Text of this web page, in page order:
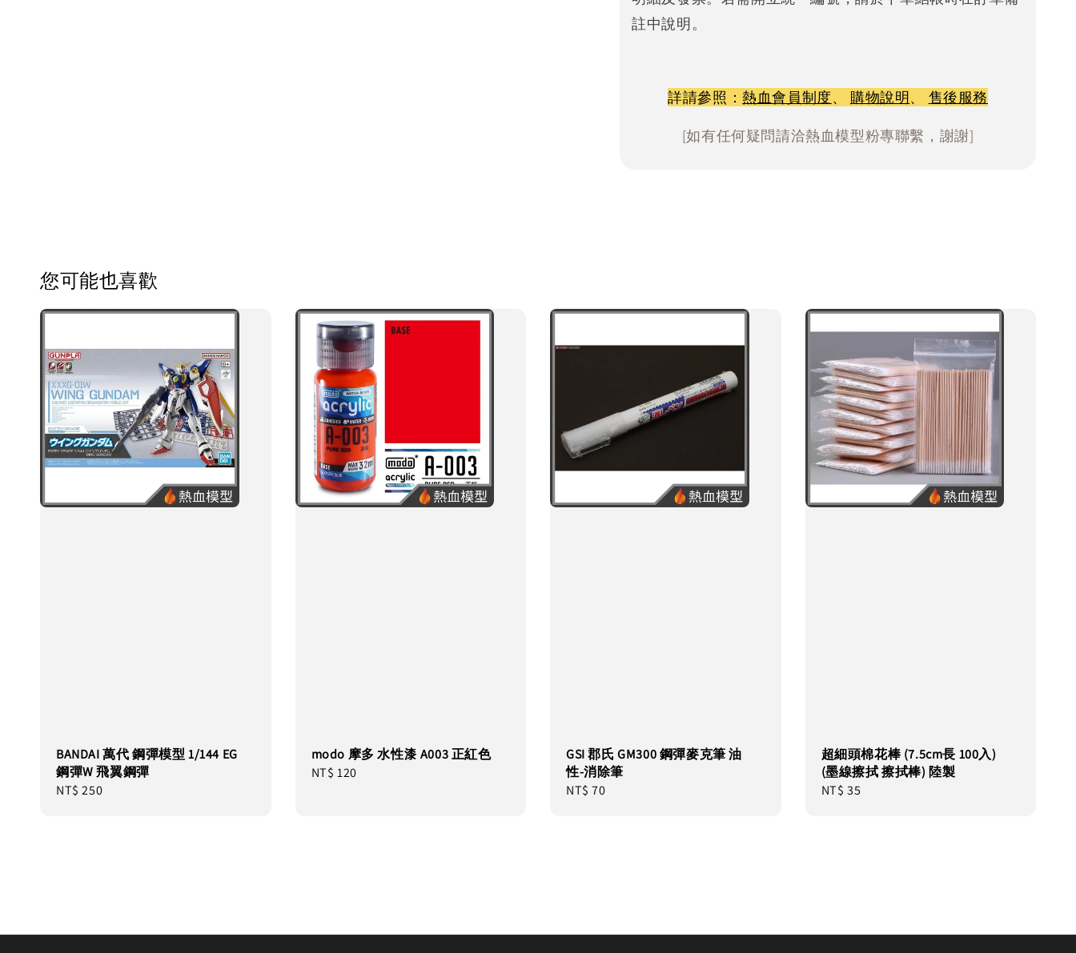
註中說明。
詳請參照：熱血會員制度、 購物說明、 售後服務
[如有任何疑問請洽熱血模型粉專聯繫，謝謝]
您可能也喜歡
BANDAI 萬代 鋼彈模型 1/144 EG
鋼彈W 飛翼鋼彈
Regular
NT$ 250
modo 摩多 水性漆 A003 正紅色
Regular
NT$ 120
GSI 郡氏 GM300 鋼彈麥克筆 油
性-消除筆
Regular
NT$ 70
超細頭棉花棒 (7.5cm長 100入)
(墨線擦拭 擦拭棒) 陸製
Regular
NT$ 35